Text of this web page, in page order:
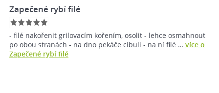
Zapečené rybí filé
- filé nakořenit grilovacím kořením, osolit - lehce osmahnout
po obou stranách - na dno pekáče cibuli - na ní filé … více o
Zapečené rybí filé